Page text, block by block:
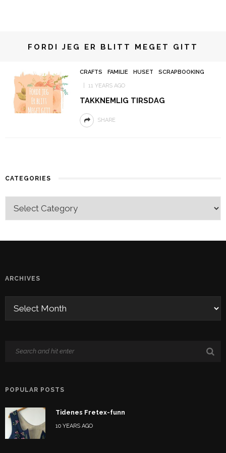
FORDI JEG ER BLITT MEGET GITT
CRAFTS FAMILIE HUSET SCRAPBOOKING
11 YEARS AGO
TAKKNEMLIG TIRSDAG
SHARE
CATEGORIES
ARCHIVES
POPULAR POSTS
Tidenes Fretex-funn
10 YEARS AGO